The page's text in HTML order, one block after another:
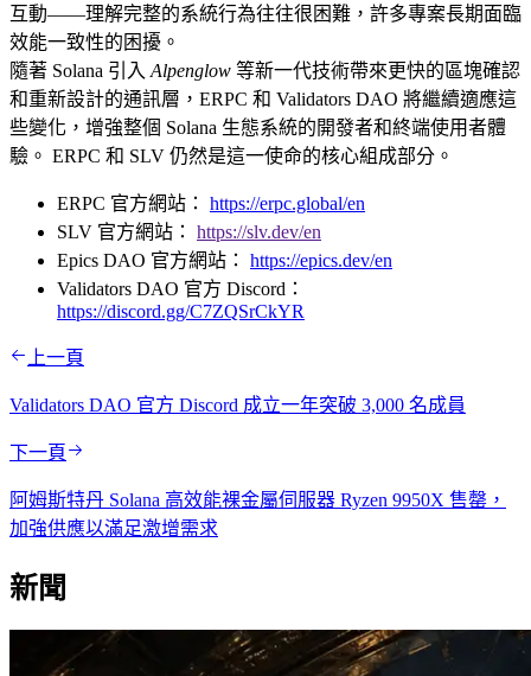
互動——理解完整的系統行為往往很困難，許多專案長期面臨
效能一致性的困擾。
隨著 Solana 引入 Alpenglow 等新一代技術帶來更快的區塊確認
和重新設計的通訊層，ERPC 和 Validators DAO 將繼續適應這
些變化，增強整個 Solana 生態系統的開發者和終端使用者體
驗。 ERPC 和 SLV 仍然是這一使命的核心組成部分。
ERPC 官方網站： https://erpc.global/en
SLV 官方網站： https://slv.dev/en
Epics DAO 官方網站： https://epics.dev/en
Validators DAO 官方 Discord：
https://discord.gg/C7ZQSrCkYR
上一頁
Validators DAO 官方 Discord 成立一年突破 3,000 名成員
下一頁
阿姆斯特丹 Solana 高效能裸金屬伺服器 Ryzen 9950X 售罄，
加強供應以滿足激增需求
新聞